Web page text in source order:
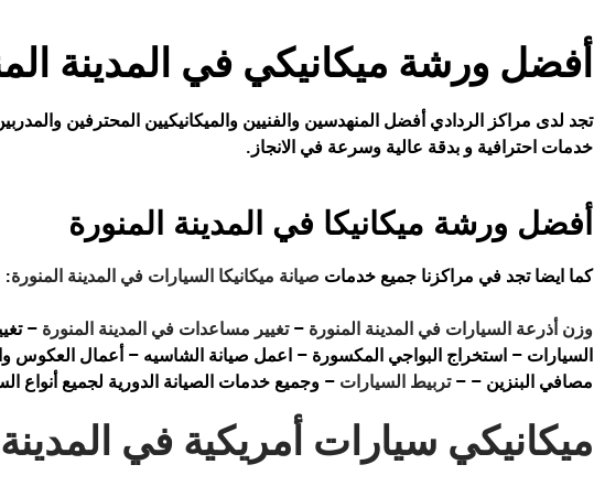
أفضل ورشة ميكانيكي في المدينة
تجد لدى مراكز الردادي أفضل المنهدسين والفنيين والميكانيكيين المحترفين
خدمات احترافية و بدقة عالية وسرعة في الانجاز.
أفضل ورشة ميكانيكا في المدينة المنورة
كما ايضا تجد في مراكزنا جميع خدمات صيانة ميكانيكا السيارات في المدينة المنورة:
وزن أذرعة السيارات في المدينة المنورة –تغيير مساعدات في المدينة المنورة –
السيارات – استخراج البواجي المكسورة – اعمل صيانة الشاسيه – أعمال العكوس
مصافي البنزين – –تربيط السيارات – وجميع خدمات الصيانة الدورية لجميع أنواع
ميكانيكي سيارات أمريكية في